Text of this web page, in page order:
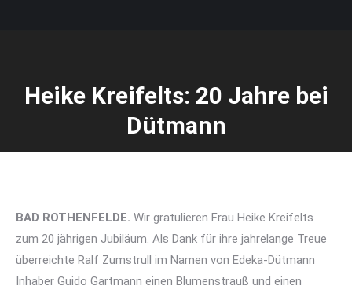
Heike Kreifelts: 20 Jahre bei
Dütmann
BAD ROTHENFELDE. Wir gratulieren Frau Heike Kreifelts
zum 20 jährigen Jubiläum. Als Dank für ihre jahrelange Treue
überreichte Ralf Zumstrull im Namen von Edeka-Dütmann
Inhaber Guido Gartmann einen Blumenstrauß und einen